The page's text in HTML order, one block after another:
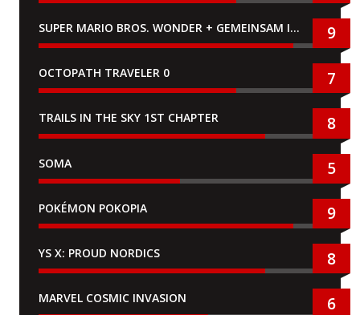
SUPER MARIO BROS. WONDER + GEMEINSAM IM BELLABEL-PARK 9
OCTOPATH TRAVELER 0 7
TRAILS IN THE SKY 1ST CHAPTER 8
SOMA 5
POKÉMON POKOPIA 9
YS X: PROUD NORDICS 8
MARVEL COSMIC INVASION 6